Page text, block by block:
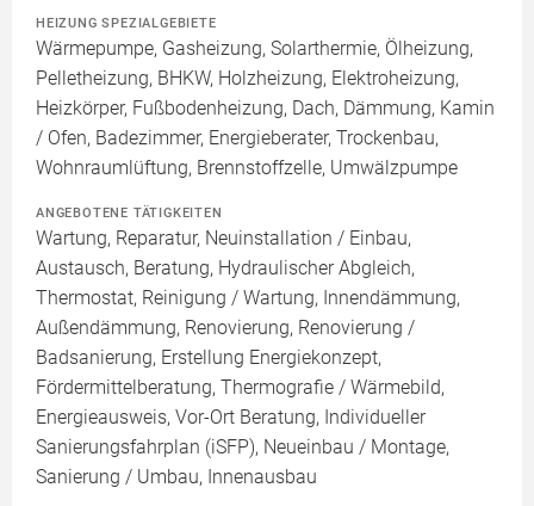
HEIZUNG SPEZIALGEBIETE
Wärmepumpe, Gasheizung, Solarthermie, Ölheizung,
Pelletheizung, BHKW, Holzheizung, Elektroheizung,
Heizkörper, Fußbodenheizung, Dach, Dämmung, Kamin
/ Ofen, Badezimmer, Energieberater, Trockenbau,
Wohnraumlüftung, Brennstoffzelle, Umwälzpumpe
ANGEBOTENE TÄTIGKEITEN
Wartung, Reparatur, Neuinstallation / Einbau,
Austausch, Beratung, Hydraulischer Abgleich,
Thermostat, Reinigung / Wartung, Innendämmung,
Außendämmung, Renovierung, Renovierung /
Badsanierung, Erstellung Energiekonzept,
Fördermittelberatung, Thermografie / Wärmebild,
Energieausweis, Vor-Ort Beratung, Individueller
Sanierungsfahrplan (iSFP), Neueinbau / Montage,
Sanierung / Umbau, Innenausbau